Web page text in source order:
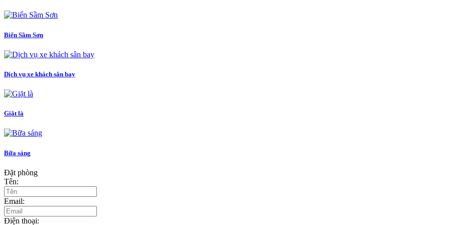
Biển Sầm Sơn
Dịch vụ xe khách sân bay
Giặt là
Bữa sáng
Đặt phòng
Tên:
Email:
Điện thoại: